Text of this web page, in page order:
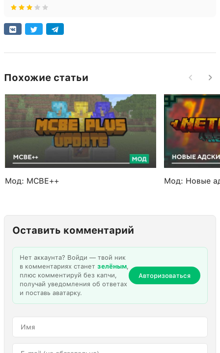
Похожие статьи
Мод: MCBE++ Мод: Новые
Оставить комментарий
Нет аккаунта? Войди — твой ник
в комментариях станет зелёным,
плюс комментируй без капчи,
получай уведомления об ответах
и поставь аватарку.
Авторизоваться